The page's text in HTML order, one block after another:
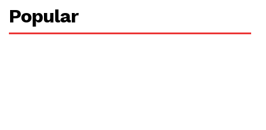
Popular